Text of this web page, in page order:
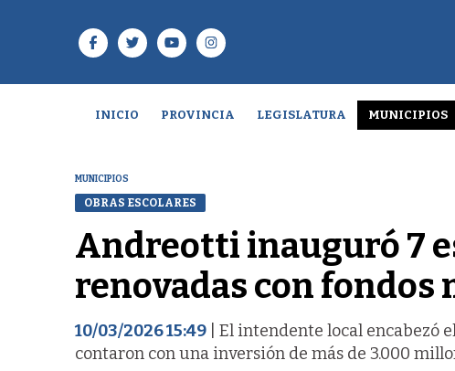
INICIO PROVINCIA LEGISLATURA MUNICIPIOS
MUNICIPIOS
OBRAS ESCOLARES
Andreotti inauguró 7
renovadas con fondos
10/03/2026 15:49 | El intendente local encabezó
contaron con una inversión de más de 3.000